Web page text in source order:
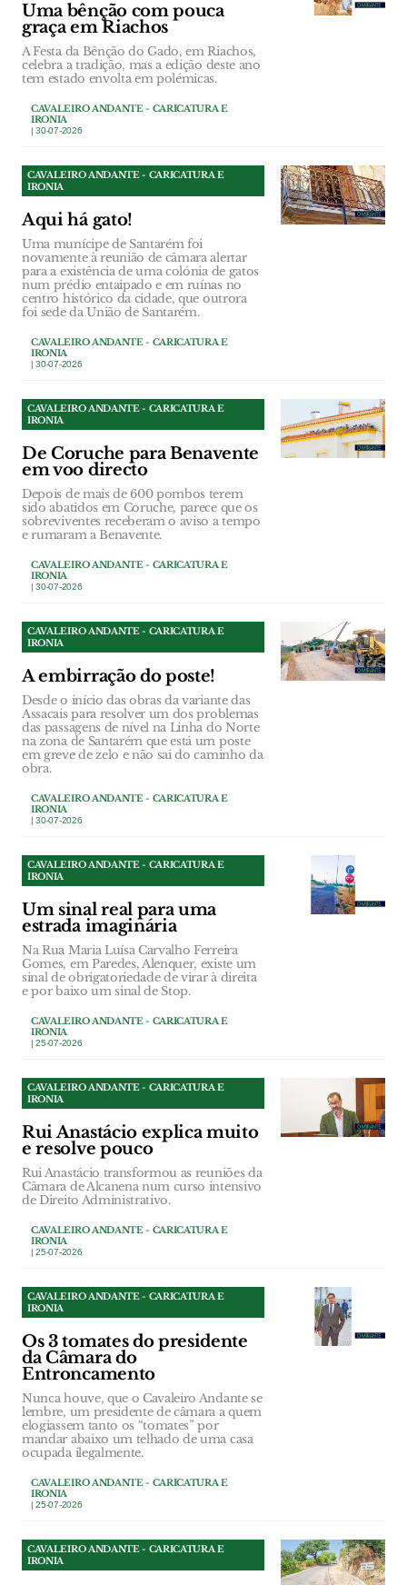
Uma bênção com pouca
graça em Riachos
A Festa da Bênção do Gado, em Riachos,
celebra a tradição, mas a edição deste ano
tem estado envolta em polémicas.
CAVALEIRO ANDANTE - CARICATURA E
IRONIA
| 30-07-2026
CAVALEIRO ANDANTE - CARICATURA E
IRONIA
Aqui há gato!
Uma munícipe de Santarém foi
novamente à reunião de câmara alertar
para a existência de uma colónia de gatos
num prédio entaipado e em ruínas no
centro histórico da cidade, que outrora
foi sede da União de Santarém.
CAVALEIRO ANDANTE - CARICATURA E
IRONIA
| 30-07-2026
CAVALEIRO ANDANTE - CARICATURA E
IRONIA
De Coruche para Benavente
em voo directo
Depois de mais de 600 pombos terem
sido abatidos em Coruche, parece que os
sobreviventes receberam o aviso a tempo
e rumaram a Benavente.
CAVALEIRO ANDANTE - CARICATURA E
IRONIA
| 30-07-2026
CAVALEIRO ANDANTE - CARICATURA E
IRONIA
A embirração do poste!
Desde o início das obras da variante das
Assacais para resolver um dos problemas
das passagens de nível na Linha do Norte
na zona de Santarém que está um poste
em greve de zelo e não sai do caminho da
obra.
CAVALEIRO ANDANTE - CARICATURA E
IRONIA
| 30-07-2026
CAVALEIRO ANDANTE - CARICATURA E
IRONIA
Um sinal real para uma
estrada imaginária
Na Rua Maria Luísa Carvalho Ferreira
Gomes, em Paredes, Alenquer, existe um
sinal de obrigatoriedade de virar à direita
e por baixo um sinal de Stop.
CAVALEIRO ANDANTE - CARICATURA E
IRONIA
| 25-07-2026
CAVALEIRO ANDANTE - CARICATURA E
IRONIA
Rui Anastácio explica muito
e resolve pouco
Rui Anastácio transformou as reuniões da
Câmara de Alcanena num curso intensivo
de Direito Administrativo.
CAVALEIRO ANDANTE - CARICATURA E
IRONIA
| 25-07-2026
CAVALEIRO ANDANTE - CARICATURA E
IRONIA
Os 3 tomates do presidente
da Câmara do
Entroncamento
Nunca houve, que o Cavaleiro Andante se
lembre, um presidente de câmara a quem
elogiassem tanto os “tomates” por
mandar abaixo um telhado de uma casa
ocupada ilegalmente.
CAVALEIRO ANDANTE - CARICATURA E
IRONIA
| 25-07-2026
CAVALEIRO ANDANTE - CARICATURA E
IRONIA